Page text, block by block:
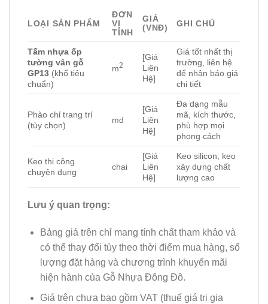
LOẠI SẢN PHẨM
ĐƠN
VỊ
TÍNH
GIÁ
(VNĐ)
GHI CHÚ
Tấm nhựa ốp
tường vân gỗ
GP13 (khổ tiêu
chuẩn)
m2
[Giá
Liên
Hệ]
Giá tốt nhất thị
trường, liên hệ
để nhận báo giá
chi tiết
Phào chỉ trang trí
(tùy chọn)
md
[Giá
Liên
Hệ]
Đa dạng mẫu
mã, kích thước,
phù hợp mọi
phong cách
Keo thi công
chuyên dụng
chai
[Giá
Liên
Hệ]
Keo silicon, keo
xây dựng chất
lượng cao
Lưu ý quan trọng:
Bảng giá trên chỉ mang tính chất tham khảo và
có thể thay đổi tùy theo thời điểm mua hàng, số
lượng đặt hàng và chương trình khuyến mãi
hiện hành của Gỗ Nhựa Đông Đô.
Giá trên chưa bao gồm VAT (thuế giá trị gia